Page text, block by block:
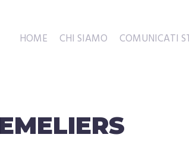
HOME CHI SIAMO COMUNICATI